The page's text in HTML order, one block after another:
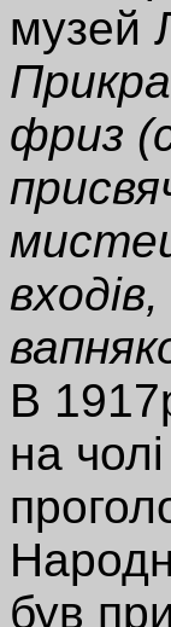
музей
фриз
В
на
був